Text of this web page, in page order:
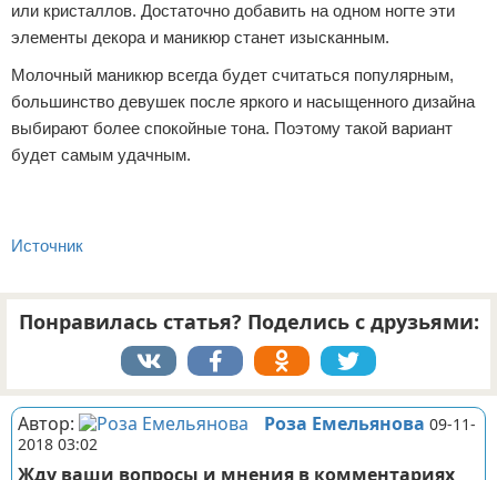
или кристаллов. Достаточно добавить на одном ногте эти
элементы декора и маникюр станет изысканным.
Молочный маникюр всегда будет считаться популярным,
большинство девушек после яркого и насыщенного дизайна
выбирают более спокойные тона. Поэтому такой вариант
будет самым удачным.
Источник
Понравилась статья? Поделись с друзьями:
Автор: Роза Емельянова 09-11-
2018 03:02
Жду ваши вопросы и мнения в комментариях